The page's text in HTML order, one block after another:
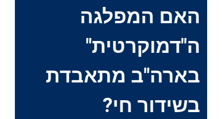
האם המפלגה
ה"דמוקרטית"
בארה"ב מתאבדת
בשידור חי?